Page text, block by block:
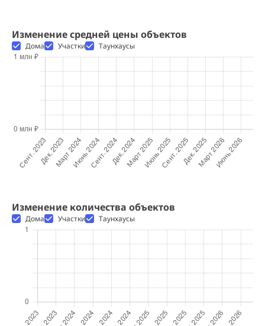
Изменение средней цены объектов
Дома Участки Таунхаусы
Изменение количества объектов
Дома Участки Таунхаусы